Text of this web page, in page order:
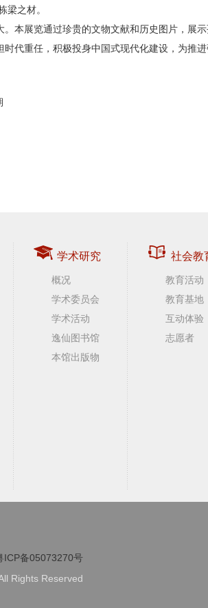
梁之材。
本展览通过珍贵的文物文献和历史图片，展
代重任，积极投身中国式现代化建设，为推进
学术研究
概况
学术委员会
学术活动
逸仙图书馆
本馆出版物
社会教
教育活动
教育基地
互动体验
志愿者
ICP备05073270号
Rights Reserved